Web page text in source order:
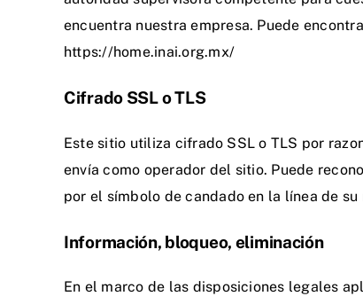
encuentra nuestra empresa. Puede
https://home.inai.org.mx/
Cifrado SSL o TLS
Este sitio utiliza cifrado SSL o TLS por
envía como operador del sitio. Puede
por el símbolo de candado en la línea de
Información, bloqueo, eliminación
En el marco de las disposiciones legales